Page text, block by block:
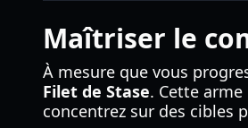
Maîtriser le
À mesure que vous
Filet de Stase. Cette
concentrez sur des cibles